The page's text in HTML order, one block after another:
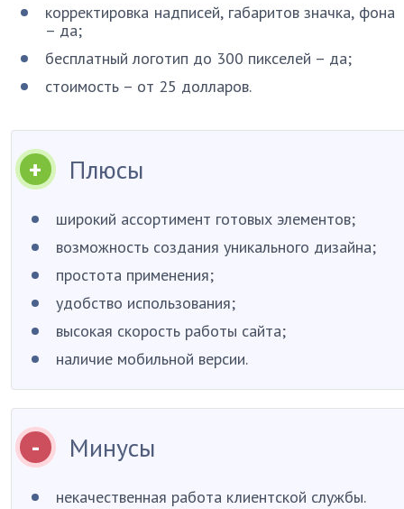
корректировка надписей, габаритов значка, фона
– да;
бесплатный логотип до 300 пикселей – да;
стоимость – от 25 долларов.
Плюсы
широкий ассортимент готовых элементов;
возможность создания уникального дизайна;
простота применения;
удобство использования;
высокая скорость работы сайта;
наличие мобильной версии.
Минусы
некачественная работа клиентской службы.